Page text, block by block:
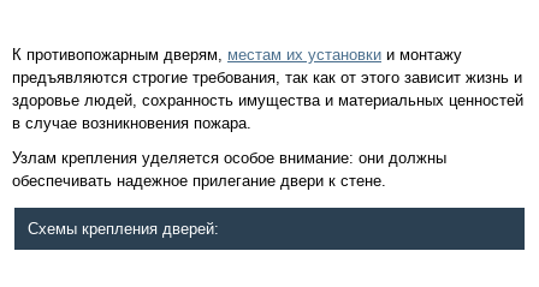
К противопожарным дверям, местам их установки и монтажу
предъявляются строгие требования, так как от этого зависит жизнь и
здоровье людей, сохранность имущества и материальных ценностей
в случае возникновения пожара.
Узлам крепления уделяется особое внимание: они должны
обеспечивать надежное прилегание двери к стене.
Схемы крепления дверей: